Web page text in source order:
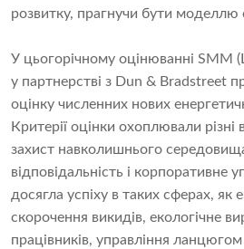
розвитку, прагнучи бути моделлю
У цьогорічному оцінюванні
у партнерстві з Dun & Bradstreet
оцінку численних нових
Критерії оцінки охоплювали
захист навколишнього
відповідальність і корпоративне
досягла успіху в таких сферах, як
скорочення викидів, екологічне
працівників, управління